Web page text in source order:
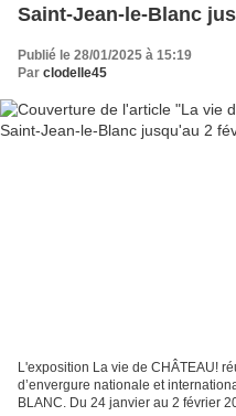
Saint-Jean-le-Blanc
Publié le 28/01/2025 à 15:19
Par clodelle45
L'exposition La vie de CHÂTEAU!
d’envergure nationale et
BLANC. Du 24 janvier au 2 février